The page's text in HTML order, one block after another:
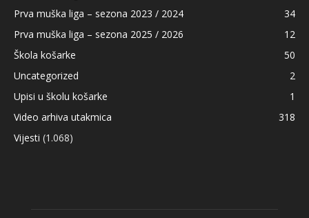
Prva muška liga – sezona 2023 / 2024
34
Prva muška liga – sezona 2025 / 2026
12
Škola košarke
50
Uncategorized
2
Upisi u školu košarke
1
Video arhiva utakmica
318
Vijesti (1.068)